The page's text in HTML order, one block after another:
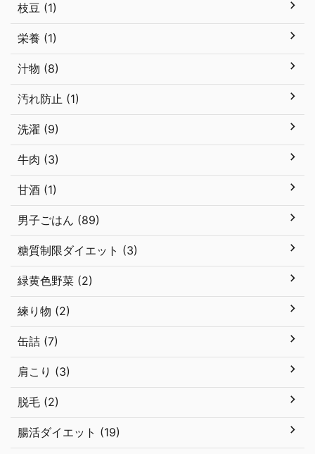
枝豆 (1)
栄養 (1)
汁物 (8)
汚れ防止 (1)
洗濯 (9)
牛肉 (3)
甘酒 (1)
男子ごはん (89)
糖質制限ダイエット (3)
緑黄色野菜 (2)
練り物 (2)
缶詰 (7)
肩こり (3)
脱毛 (2)
腸活ダイエット (19)